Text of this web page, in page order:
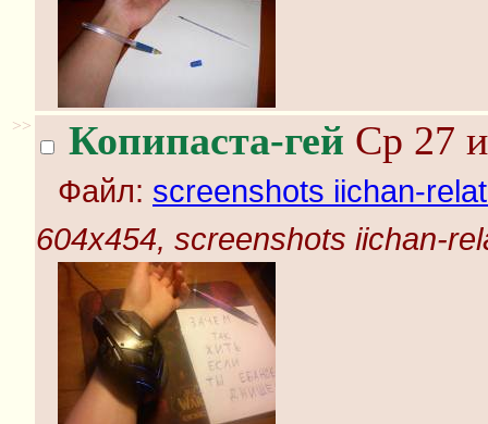
>> Копипаста-гей Ср 27
Файл: screenshots iichan-
604x454, screenshots iichan-